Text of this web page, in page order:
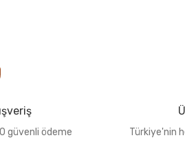
güvenli ödeme Türkiye'nin